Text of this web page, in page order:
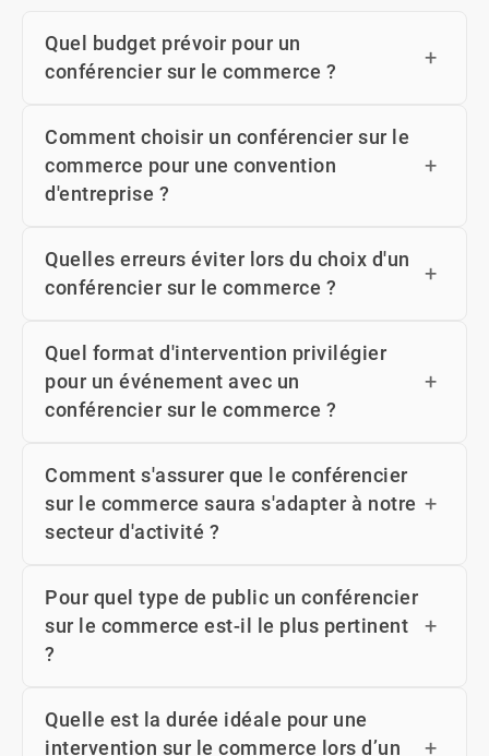
Quel budget prévoir pour un
conférencier sur le commerce ?
Comment choisir un conférencier sur le
commerce pour une convention
d'entreprise ?
Quelles erreurs éviter lors du choix d'un
conférencier sur le commerce ?
Quel format d'intervention privilégier
pour un événement avec un
conférencier sur le commerce ?
Comment s'assurer que le conférencier
sur le commerce saura s'adapter à notre
secteur d'activité ?
Pour quel type de public un conférencier
sur le commerce est-il le plus pertinent
?
Quelle est la durée idéale pour une
intervention sur le commerce lors d’un